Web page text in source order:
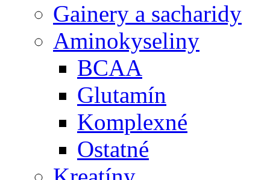
Gainery a sacharidy
Aminokyseliny
BCAA
Glutamín
Komplexné
Ostatné